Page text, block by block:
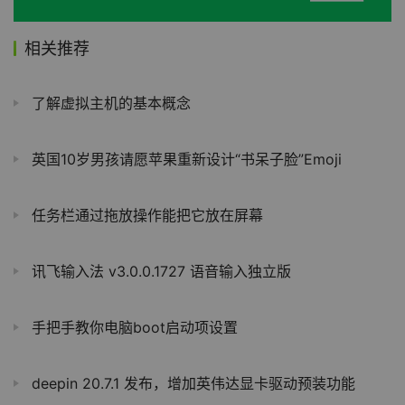
相关推荐
了解虚拟主机的基本概念
英国10岁男孩请愿苹果重新设计“书呆子脸”Emoji
任务栏通过拖放操作能把它放在屏幕
讯飞输入法 v3.0.0.1727 语音输入独立版
手把手教你电脑boot启动项设置
deepin 20.7.1 发布，增加英伟达显卡驱动预装功能